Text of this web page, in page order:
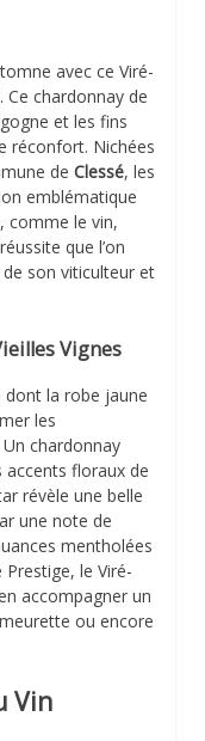
avec ce Viré-
Ce chardonnay de
et les fins
réconfort. Nichées
de Clessé, les
emblématique
comme le vin,
que l’on
son viticulteur et
Vignes
dont la robe jaune
les
chardonnay
accents floraux de
révèle une belle
une note de
mentholées
le Viré-
accompagner un
ou encore
Vin